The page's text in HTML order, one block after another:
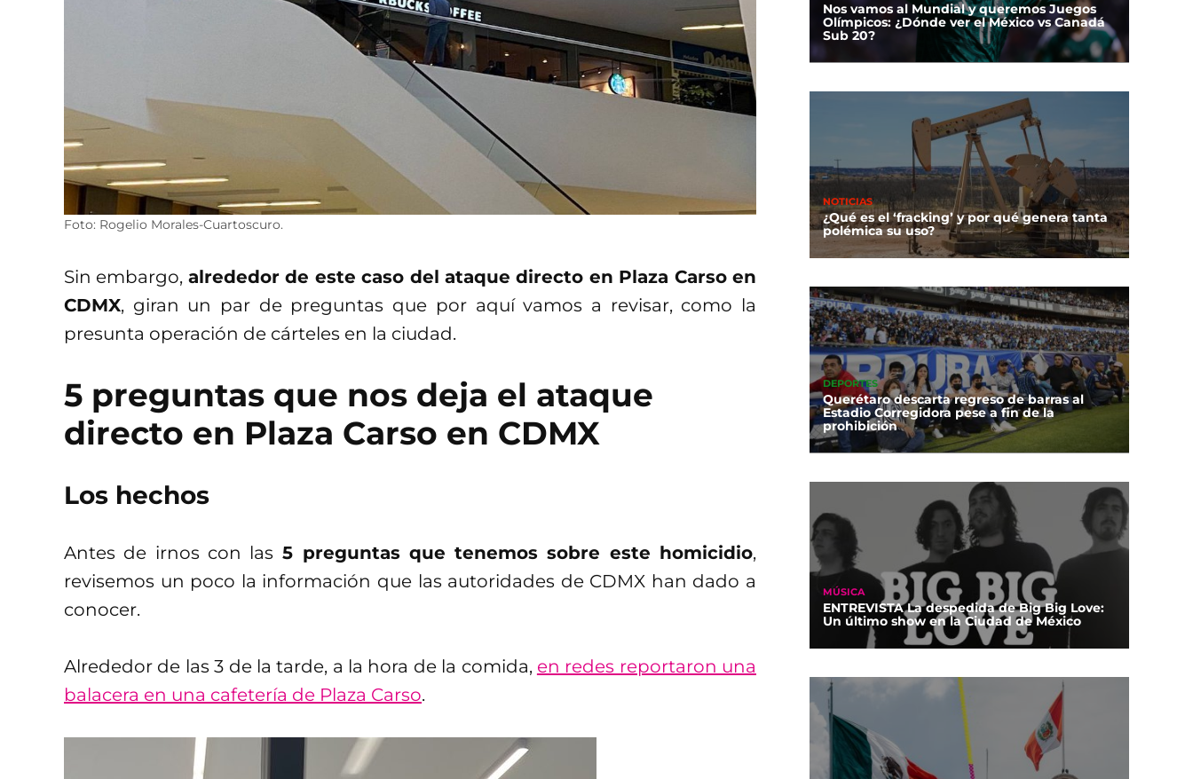
Foto: Rogelio Morales-Cuartoscuro.
Sin embargo, alrededor de este caso del ataque directo en Plaza Carso en
CDMX, giran un par de preguntas que por aquí vamos a revisar, como la
presunta operación de cárteles en la ciudad.
5 preguntas que nos deja el ataque
directo en Plaza Carso en CDMX
Los hechos
Antes de irnos con las 5 preguntas que tenemos sobre este homicidio,
revisemos un poco la información que las autoridades de CDMX han dado a
conocer.
Alrededor de las 3 de la tarde, a la hora de la comida, en redes reportaron una
balacera en una cafetería de Plaza Carso.
Nos vamos al Mundial y queremos Juegos
Olímpicos: ¿Dónde ver el México vs Canadá
Sub 20?
NOTICIAS
¿Qué es el ‘fracking’ y por qué genera tanta
polémica su uso?
DEPORTES
Querétaro descarta regreso de barras al
Estadio Corregidora pese a fin de la
prohibición
MÚSICA
ENTREVISTA La despedida de Big Big Love:
Un último show en la Ciudad de México